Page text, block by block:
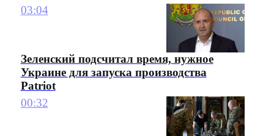
03:04
Зеленский подсчитал время, нужное
Украине для запуска производства
Patriot
00:32